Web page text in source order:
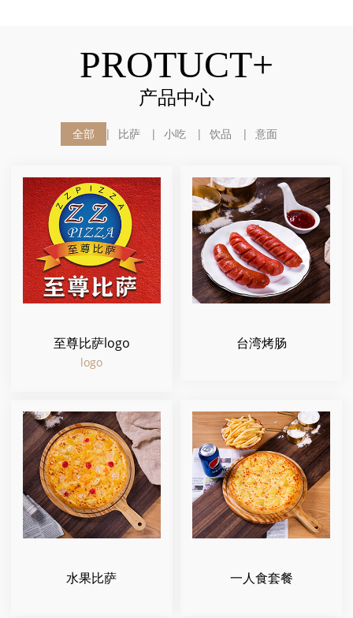
PROTUCT+
产品中心
全部 比萨 小吃 饮品 意面
至尊比萨logo
logo
台湾烤肠
水果比萨 一人食套餐